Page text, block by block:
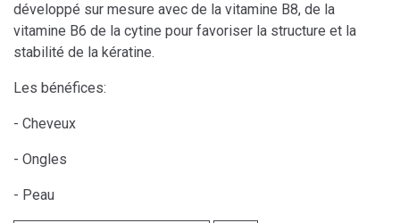
développé sur mesure avec de la vitamine B8, de la
vitamine B6 de la cytine pour favoriser la structure et la
stabilité de la kératine.
Les bénéfices:
- Cheveux
- Ongles
- Peau